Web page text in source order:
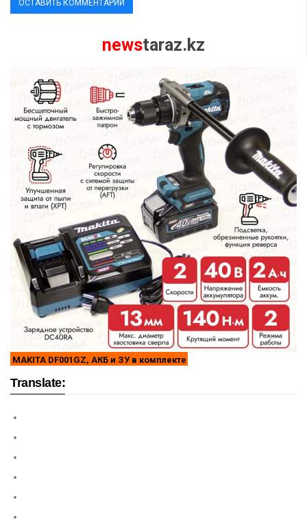
newstaraz.kz
MAKITA DF001GZ, АКБ и ЗУ в комплекте
Translate: